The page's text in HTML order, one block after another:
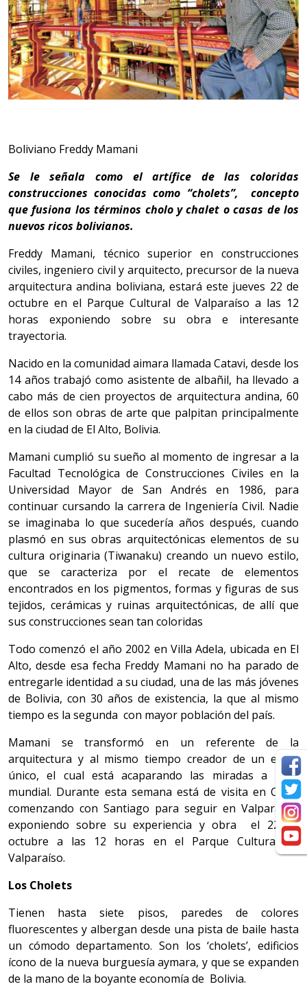
Boliviano Freddy Mamani
Se le señala como el artífice de las coloridas
construcciones conocidas como “cholets”, concepto
que fusiona los términos cholo y chalet o casas de los
nuevos ricos bolivianos.
Freddy Mamani, técnico superior en construcciones
civiles, ingeniero civil y arquitecto, precursor de la nueva
arquitectura andina boliviana, estará este jueves 22 de
octubre en el Parque Cultural de Valparaíso a las 12
horas exponiendo sobre su obra e interesante
trayectoria.
Nacido en la comunidad aimara llamada Catavi, desde los
14 años trabajó como asistente de albañil, ha llevado a
cabo más de cien proyectos de arquitectura andina, 60
de ellos son obras de arte que palpitan principalmente
en la ciudad de El Alto, Bolivia.
Mamani cumplió su sueño al momento de ingresar a la
Facultad Tecnológica de Construcciones Civiles en la
Universidad Mayor de San Andrés en 1986, para
continuar cursando la carrera de Ingeniería Civil. Nadie
se imaginaba lo que sucedería años después, cuando
plasmó en sus obras arquitectónicas elementos de su
cultura originaria (Tiwanaku) creando un nuevo estilo,
que se caracteriza por el recate de elementos
encontrados en los pigmentos, formas y figuras de sus
tejidos, cerámicas y ruinas arquitectónicas, de allí que
sus construcciones sean tan coloridas
Todo comenzó el año 2002 en Villa Adela, ubicada en El
Alto, desde esa fecha Freddy Mamani no ha parado de
entregarle identidad a su ciudad, una de las más jóvenes
de Bolivia, con 30 años de existencia, la que al mismo
tiempo es la segunda con mayor población del país.
Mamani se transformó en un referente de la
arquitectura y al mismo tiempo creador de un estilo
único, el cual está acaparando las miradas a nivel
mundial. Durante esta semana está de visita en Chile,
comenzando con Santiago para seguir en Valparaíso,
exponiendo sobre su experiencia y obra el 22 de
octubre a las 12 horas en el Parque Cultural de
Valparaíso.
Los Cholets
Tienen hasta siete pisos, paredes de colores
fluorescentes y albergan desde una pista de baile hasta
un cómodo departamento. Son los ‘cholets’, edificios
ícono de la nueva burguesía aymara, y que se expanden
de la mano de la boyante economía de Bolivia.